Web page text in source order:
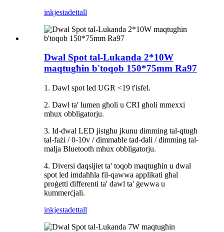
inkjestadettall
Dwal Spot tal-Lukanda 2*10W
maqtugħin b'toqob 150*75mm Ra97
1. Dawl spot led UGR <19 t'isfel.
2. Dawl ta' lumen għoli u CRI għoli mmexxi
mhux obbligatorju.
3. Id-dwal LED jistgħu jkunu dimming tal-qtugħ
tal-fażi / 0-10v / dimmable tad-dali / dimming tal-
malja Bluetooth mhux obbligatorju.
4. Diversi daqsijiet ta' toqob maqtugħin u dwal
spot led imdaħħla fil-qawwa applikati għal
proġetti differenti ta' dawl ta' ġewwa u
kummerċjali.
inkjestadettall